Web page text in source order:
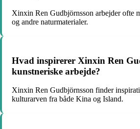
Xinxin Ren Gudbjörnsson arbejder ofte
og andre naturmaterialer.
Hvad inspirerer Xinxin Ren
kunstneriske arbejde?
Xinxin Ren Gudbjörnsson finder
kulturarven fra både Kina og Island.